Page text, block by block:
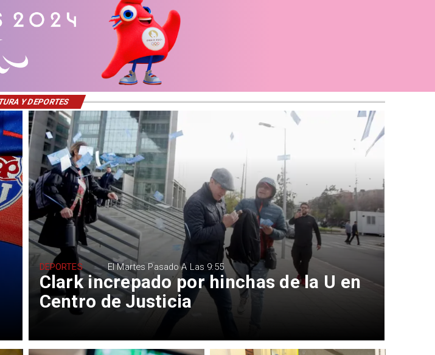
Clark increpado por hinchas de la U en
Centro de Justicia
DEPORTES El Martes Pasado A Las 9:55
Y DEPORTES